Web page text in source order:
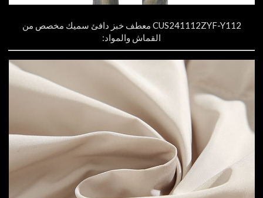
CUS241112ZYF-Y112 معطف خبز دافئ سميك مخصص من
القماش والمواد: